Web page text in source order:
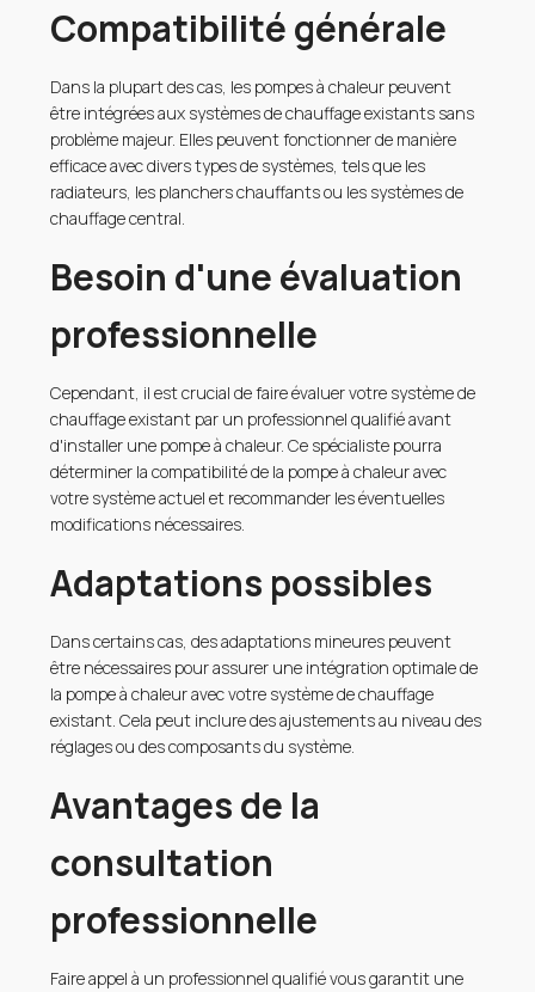
Compatibilité générale
Dans la plupart des cas, les pompes à chaleur peuvent
être intégrées aux systèmes de chauffage existants sans
problème majeur. Elles peuvent fonctionner de manière
efficace avec divers types de systèmes, tels que les
radiateurs, les planchers chauffants ou les systèmes de
chauffage central.
Besoin d'une évaluation
professionnelle
Cependant, il est crucial de faire évaluer votre système de
chauffage existant par un professionnel qualifié avant
d'installer une pompe à chaleur. Ce spécialiste pourra
déterminer la compatibilité de la pompe à chaleur avec
votre système actuel et recommander les éventuelles
modifications nécessaires.
Adaptations possibles
Dans certains cas, des adaptations mineures peuvent
être nécessaires pour assurer une intégration optimale de
la pompe à chaleur avec votre système de chauffage
existant. Cela peut inclure des ajustements au niveau des
réglages ou des composants du système.
Avantages de la
consultation
professionnelle
Faire appel à un professionnel qualifié vous garantit une